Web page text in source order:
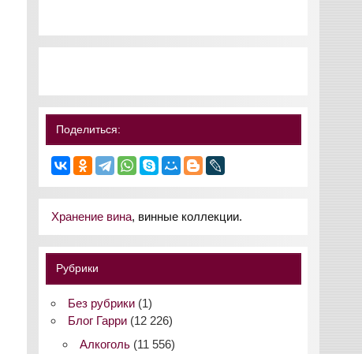
Поделиться:
Хранение вина, винные коллекции.
Рубрики
Без рубрики(1)
Блог Гарри(12 226)
Алкоголь (11 556)